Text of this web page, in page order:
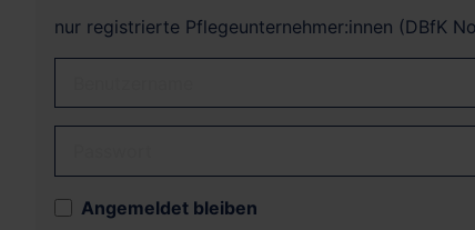
nur registrierte Pflegeunternehmer:innen (DBfK
Angemeldet bleiben